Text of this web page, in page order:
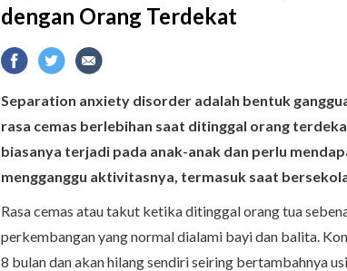
dengan Orang Terdekat
Separation anxiety disorder adalah bentuk
rasa cemas berlebihan saat ditinggal orang
biasanya terjadi pada anak-anak dan perlu
mengganggu aktivitasnya, termasuk saat
Rasa cemas atau takut ketika ditinggal orang tua
perkembangan yang normal dialami bayi dan balita.
8 bulan dan akan hilang sendiri seiring bertambahnya